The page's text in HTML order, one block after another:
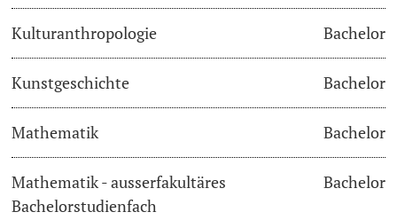
Inclusive University
Support Services Guide
Learning & Teaching
AI in learning and teaching
Digital learning
Kulturanthropologie Bachelor
Kunstgeschichte Bachelor
Mathematik Bachelor
Mathematik - ausserfakultäres
Bachelorstudienfach
Bachelor